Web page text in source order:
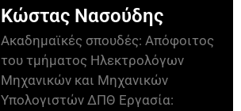
Κώστας Νασούδης
Ακαδημαϊκές σπουδές: Απόφοιτος
του τμήματος Ηλεκτρολόγων
Μηχανικών και Μηχανικών
Υπολογιστών ΔΠΘ Εργασία: